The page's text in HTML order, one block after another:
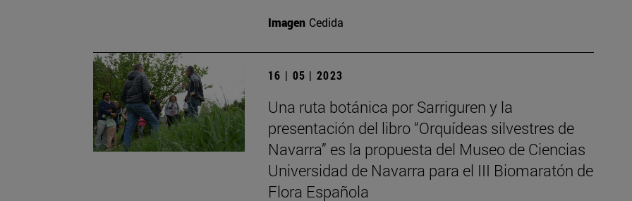
Imagen Cedida
16 | 05 | 2023
Una ruta botánica por Sarriguren y la
presentación del libro “Orquídeas silvestres de
Navarra” es la propuesta del Museo de Ciencias
Universidad de Navarra para el III Biomaratón de
Flora Española